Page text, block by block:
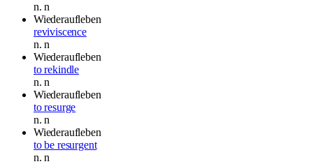
n.n
Wiederaufleben
reviviscence
n.n
Wiederaufleben
to rekindle
n.n
Wiederaufleben
to resurge
n.n
Wiederaufleben
to be resurgent
n.n